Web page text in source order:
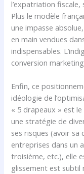
l’expatriation
Plus le modèle
une impasse
en main vendues
indispensables.
conversion
Enfin, ce
idéologie de
« 5 drapeaux » est le
une stratégie de
ses risques (avoir sa
entreprises dans un
troisième, etc.), elle
glissement est subtil